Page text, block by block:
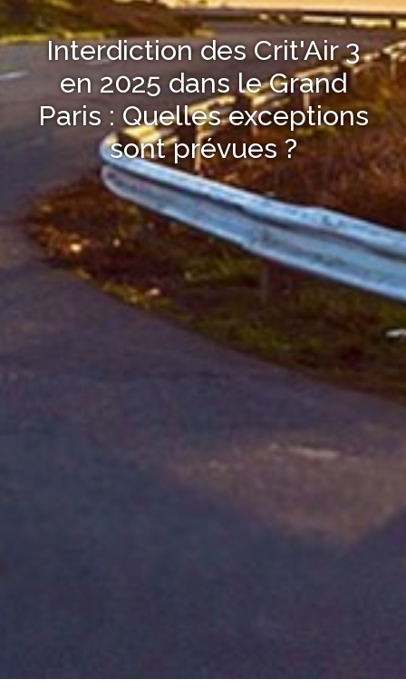
Interdiction des Crit'Air 3
en 2025 dans le Grand
Paris : Quelles exceptions
sont prévues ?